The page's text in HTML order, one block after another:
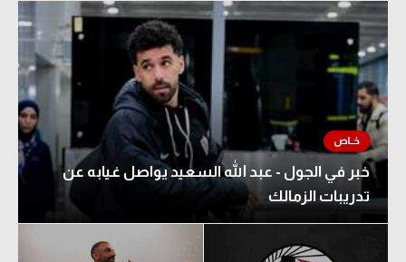
خبر في الجول - عبد الله السعيد يواصل غيابه عن
تدريبات الزمالك